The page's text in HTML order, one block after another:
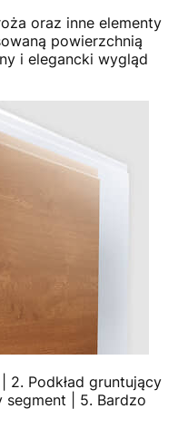
oraz inne elementy
powierzchnią
i elegancki wygląd
2. Podkład gruntujący
segment | 5. Bardzo